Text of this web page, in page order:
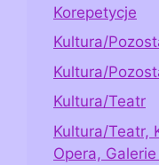
Korepetycje
Kultura/
Kultura/
Kultura/Teatr
Kultura/Teatr,
Opera,